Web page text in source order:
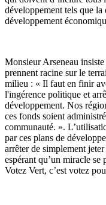
développement tels que
développement
Monsieur Arseneau
prennent racine sur le
milieu : « Il faut en finir
l'ingérence politique et
développement. Nos
ces fonds soient
communauté. ».
par ces plans de
arrêter de simplement
espérant qu’un miracle
Votez Vert, c’est votez